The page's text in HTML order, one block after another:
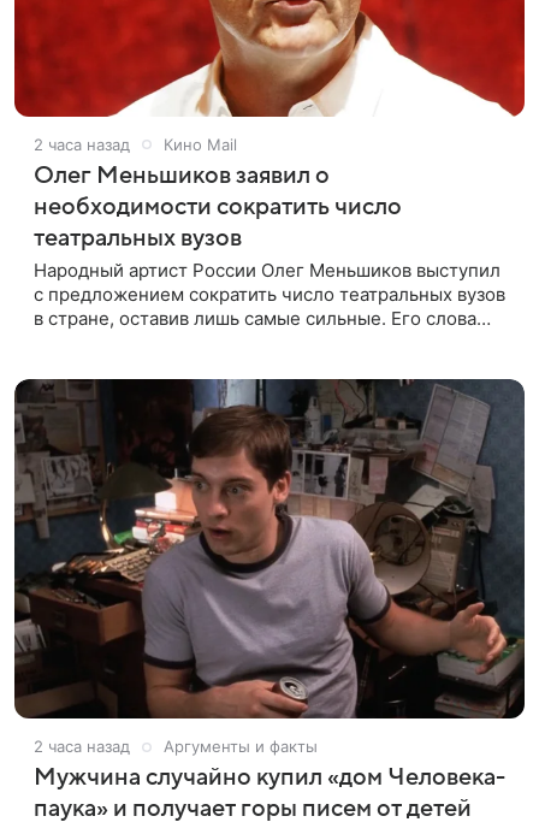
2 часа назад Кино Mail
Олег Меньшиков заявил о
необходимости сократить число
театральных вузов
Народный артист России Олег Меньшиков выступил
с предложением сократить число театральных вузов
в стране, оставив лишь самые сильные. Его слова
2 часа назад Аргументы и факты
Мужчина случайно купил «дом Человека-
паука» и получает горы писем от детей